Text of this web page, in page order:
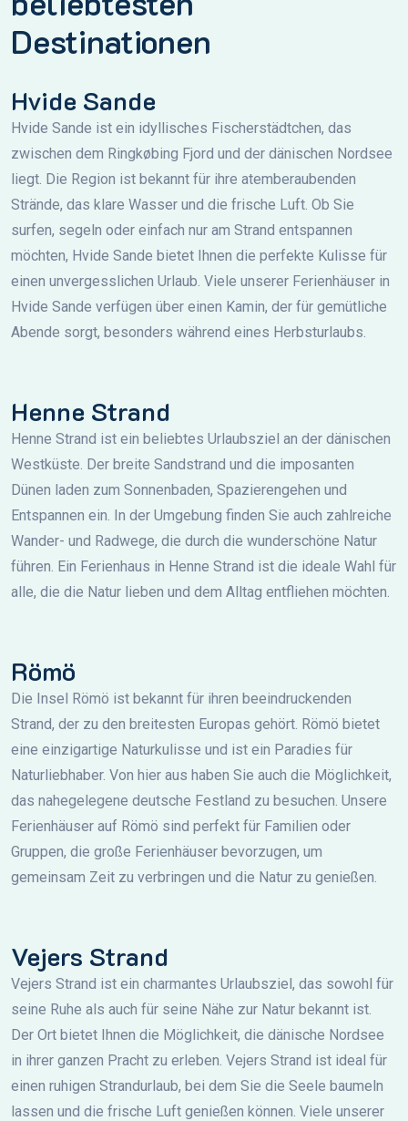
Destinationen
Hvide Sande
Hvide Sande ist ein idyllisches Fischerstädtchen, das
zwischen dem Ringkøbing Fjord und der dänischen Nordsee
liegt. Die Region ist bekannt für ihre atemberaubenden
Strände, das klare Wasser und die frische Luft. Ob Sie
surfen, segeln oder einfach nur am Strand entspannen
möchten, Hvide Sande bietet Ihnen die perfekte Kulisse für
einen unvergesslichen Urlaub. Viele unserer Ferienhäuser in
Hvide Sande verfügen über einen Kamin, der für gemütliche
Abende sorgt, besonders während eines Herbsturlaubs.
Henne Strand
Henne Strand ist ein beliebtes Urlaubsziel an der dänischen
Westküste. Der breite Sandstrand und die imposanten
Dünen laden zum Sonnenbaden, Spazierengehen und
Entspannen ein. In der Umgebung finden Sie auch zahlreiche
Wander- und Radwege, die durch die wunderschöne Natur
führen. Ein Ferienhaus in Henne Strand ist die ideale Wahl für
alle, die die Natur lieben und dem Alltag entfliehen möchten.
Römö
Die Insel Römö ist bekannt für ihren beeindruckenden
Strand, der zu den breitesten Europas gehört. Römö bietet
eine einzigartige Naturkulisse und ist ein Paradies für
Naturliebhaber. Von hier aus haben Sie auch die Möglichkeit,
das nahegelegene deutsche Festland zu besuchen. Unsere
Ferienhäuser auf Römö sind perfekt für Familien oder
Gruppen, die große Ferienhäuser bevorzugen, um
gemeinsam Zeit zu verbringen und die Natur zu genießen.
Vejers Strand
Vejers Strand ist ein charmantes Urlaubsziel, das sowohl für
seine Ruhe als auch für seine Nähe zur Natur bekannt ist.
Der Ort bietet Ihnen die Möglichkeit, die dänische Nordsee
in ihrer ganzen Pracht zu erleben. Vejers Strand ist ideal für
einen ruhigen Strandurlaub, bei dem Sie die Seele baumeln
lassen und die frische Luft genießen können. Viele unserer